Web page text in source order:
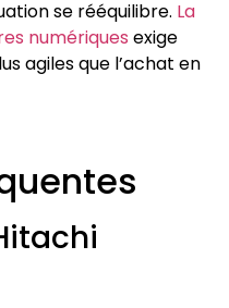
se rééquilibre. La
numériques exige
agiles que l’achat en